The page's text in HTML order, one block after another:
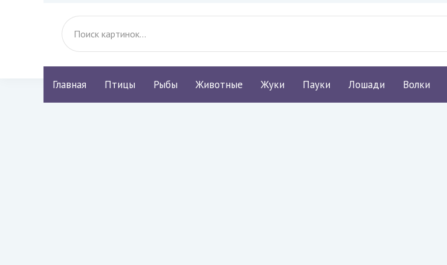
Главная Птицы Рыбы Животные Жуки Пауки Лошади Волки